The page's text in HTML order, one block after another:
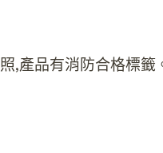
,產品有消防合格標籤